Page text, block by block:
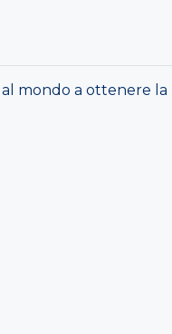
al mondo a ottenere la